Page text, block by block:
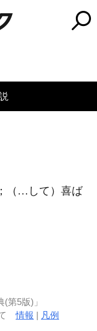
（…して）喜ば
第5版)」
て情報 | 凡例